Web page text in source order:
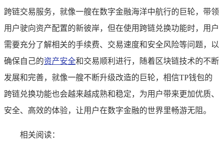
跨链交易服务，就像一艘在数字金融海洋中航行的巨轮，带领
用户驶向资产配置的新彼岸，但在使用跨链兑换功能时，用户
需要充分了解相关的手续费、交易速度和安全风险等问题，以
确保自己的资产安全和交易顺利进行，随着区块链技术的不断
发展和完善，就像一艘不断升级改造的巨轮，相信TP钱包的
跨链兑换功能也会越来越成熟和稳定，为用户带来更加优质、
安全、高效的体验，让用户在数字金融的世界里畅游无阻。
相关阅读：